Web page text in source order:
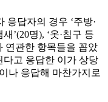
응답자의 경우 ‘주방·
’(20명), ‘옷·침구 등
연관한 항목들을 꼽았
다고 응답한 이가 상당
나 응답해 마찬가지로